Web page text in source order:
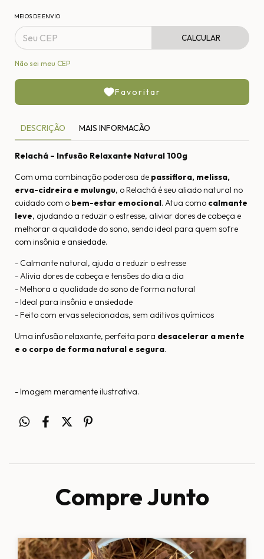
MEIOS DE ENVIO
CALCULAR
Não sei meu CEP
Favoritar
DESCRIÇÃO MAIS INFORMACÃO
Relachá – Infusão Relaxante Natural 100g
Com uma combinação poderosa de passiflora, melissa,
erva-cidreira e mulungu, o Relachá é seu aliado natural no
cuidado com o bem-estar emocional. Atua como calmante
leve, ajudando a reduzir o estresse, aliviar dores de cabeça e
melhorar a qualidade do sono, sendo ideal para quem sofre
com insônia e ansiedade.
- Calmante natural, ajuda a reduzir o estresse
- Alivia dores de cabeça e tensões do dia a dia
- Melhora a qualidade do sono de forma natural
- Ideal para insônia e ansiedade
- Feito com ervas selecionadas, sem aditivos químicos
Uma infusão relaxante, perfeita para desacelerar a mente
e o corpo de forma natural e segura.
- Imagem meramente ilustrativa.
Compre Junto